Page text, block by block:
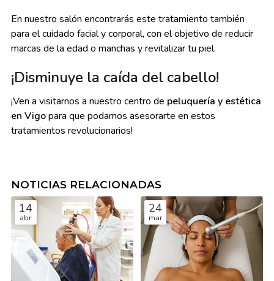
En nuestro salón encontrarás este tratamiento también
para el cuidado facial y corporal, con el objetivo de reducir
marcas de la edad o manchas y revitalizar tu piel.
¡Disminuye la caída del cabello!
¡Ven a visitarnos a nuestro centro de peluquería y estética
en Vigopara que podamos asesorarte en estos
tratamientos revolucionarios!
NOTICIAS RELACIONADAS
14
abr
24
mar